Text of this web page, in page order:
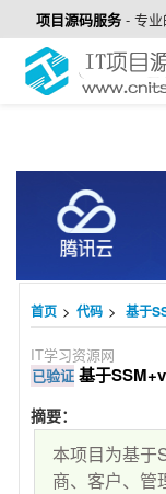
项目源码服务 - 专
首页 > 代码 > 基于
IT学习资源网
已验证 基于
摘要：
本项目为基于
商、客户、管